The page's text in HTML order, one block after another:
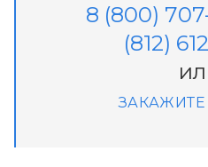
8 (800)
(812)